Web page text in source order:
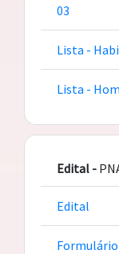
03
Lista -
Lista -
Edital -
Edital